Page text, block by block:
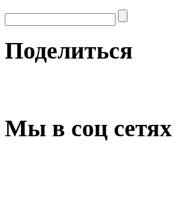
Поделиться
Мы в соц сетях